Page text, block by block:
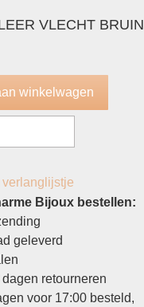
VLECHT BRUIN
Bijoux bestellen:
geleverd
retourneren
voor 17:00 besteld,